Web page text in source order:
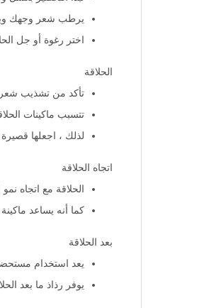
يرطب شعر وجهك
اختر رغوة أو جل
الحلاقة
تأكد من تشذيب
تتسبب ماكينات
لذلك ، اجعلها
اتجاه الحلاقة
الحلاقة مع اتجاه
كما أنه يساعد
بعد الحلاقة
يعد استخدام
يوفر رذاذ ما بعد